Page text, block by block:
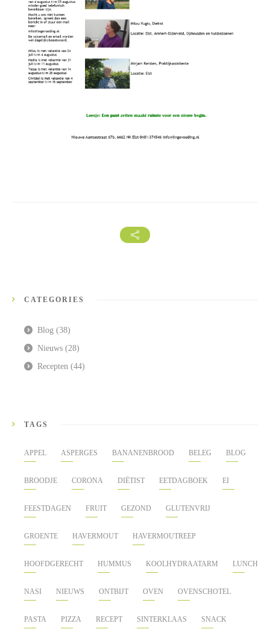
CATEGORIES
Blog (38)
Nieuws (28)
Recepten (44)
TAGS
APPEL ASPERGES BANANENBROOD BELEG BLOG
BROODJE CORONA DIËTIST EETDAGBOEK EI
FEESTDAGEN FRUIT GEZOND GLUTENVRIJ
GROENTE HAVERMOUT HAVERMOUTREEP
HOOFDGERECHT HUMMUS KOOLHYDRAATARM LUNCH
NASI NIEUWS ONTBIJT OVEN OVENSCHOTEL
PASTA PIZZA RECEPT SINTERKLAAS SNACK